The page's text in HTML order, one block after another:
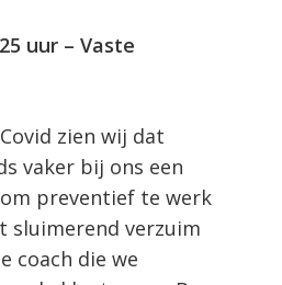
uur – Vaste
zien wij dat
vaker bij ons een
preventief te werk
sluimerend verzuim
coach die we